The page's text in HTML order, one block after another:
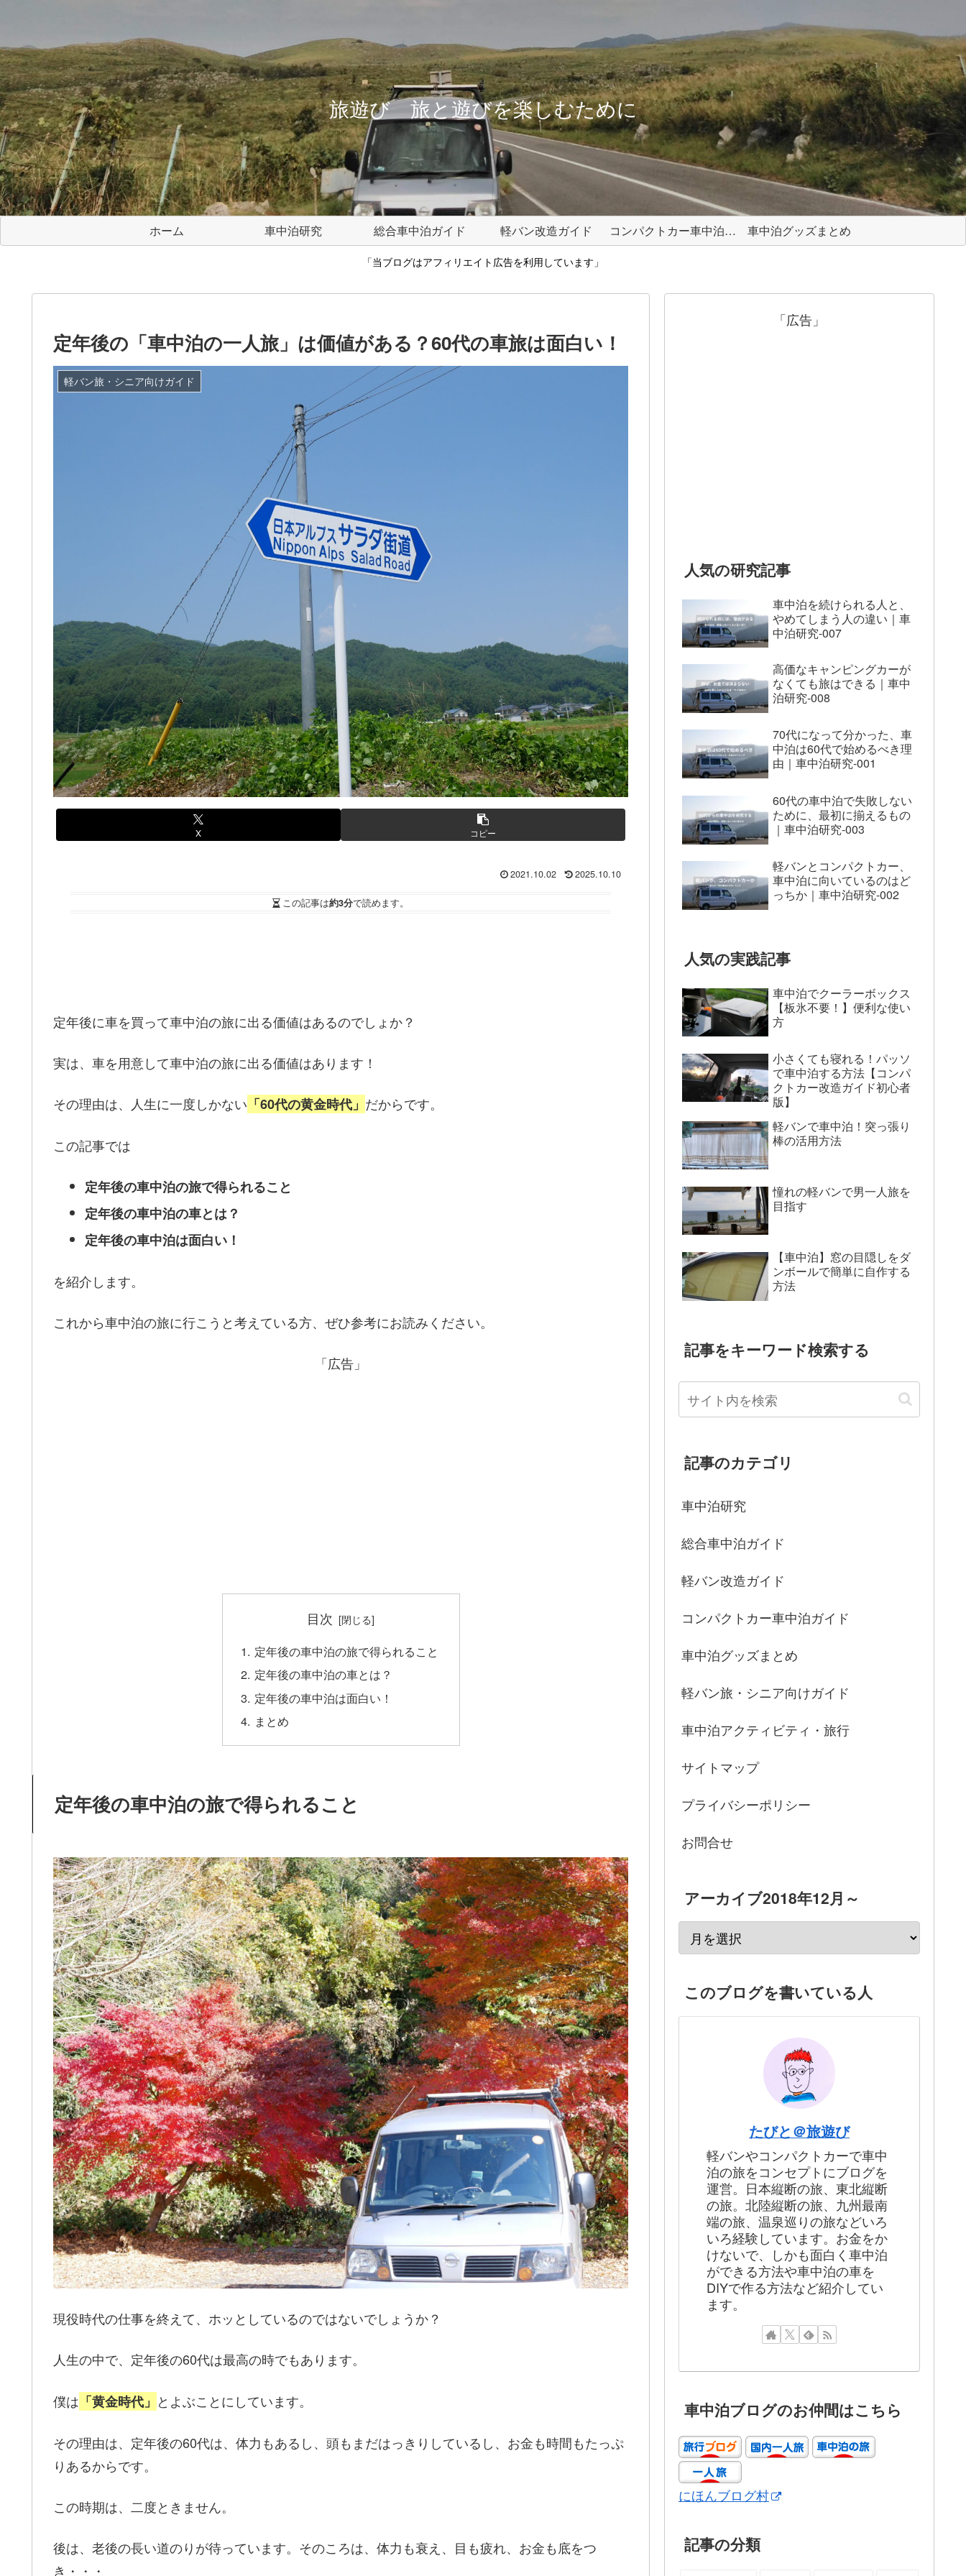
旅遊び 旅と遊びを楽しむために
ホーム 車中泊研究 総合車中泊ガイド 軽バン改造ガイド コンパクトカー車中泊ガイド 車中泊グッズまとめ
「当ブログはアフィリエイト広告を利用しています」
定年後の「車中泊の一人旅」は価値がある？60代の車旅は面白い！
軽バン旅・シニア向けガイド
X コピー
2021.10.02 2025.10.10
この記事は約3分で読めます。
定年後に車を買って車中泊の旅に出る価値はあるのでしょか？
実は、車を用意して車中泊の旅に出る価値はあります！
その理由は、人生に一度しかない 「60代の黄金時代」 だからです。
この記事では
定年後の車中泊の旅で得られること
定年後の車中泊の車とは？
定年後の車中泊は面白い！
を紹介します。
これから車中泊の旅に行こうと考えている方、ぜひ参考にお読みください。
「広告」
目次
定年後の車中泊の旅で得られること
定年後の車中泊の車とは？
定年後の車中泊は面白い！
まとめ
定年後の車中泊の旅で得られること
現役時代の仕事を終えて、ホッとしているのではないでしょうか？
人生の中で、定年後の60代は最高の時でもあります。
僕は 「黄金時代」 とよぶことにしています。
その理由は、定年後の60代は、体力もあるし、頭もまだはっきりしているし、お金も時間もたっぷ
りあるからです。
この時期は、二度ときません。
後は、老後の長い道のりが待っています。そのころは、体力も衰え、目も疲れ、お金も底をつ
き・・・
「広告」
人気の研究記事
車中泊を続けられる人と、
やめてしまう人の違い｜車
中泊研究-007
高価なキャンピングカーが
なくても旅はできる｜車中
泊研究-008
70代になって分かった、車
中泊は60代で始めるべき理
由｜車中泊研究-001
60代の車中泊で失敗しない
ために、最初に揃えるもの
｜車中泊研究-003
軽バンとコンパクトカー、
車中泊に向いているのはど
っちか｜車中泊研究-002
人気の実践記事
車中泊でクーラーボックス
【板氷不要！】便利な使い
方
小さくても寝れる！パッソ
で車中泊する方法【コンパ
クトカー改造ガイド初心者
版】
軽バンで車中泊！突っ張り
棒の活用方法
憧れの軽バンで男一人旅を
目指す
【車中泊】窓の目隠しをダ
ンボールで簡単に自作する
方法
記事をキーワード検索する
記事のカテゴリ
車中泊研究
総合車中泊ガイド
軽バン改造ガイド
コンパクトカー車中泊ガイド
車中泊グッズまとめ
軽バン旅・シニア向けガイド
車中泊アクティビティ・旅行
サイトマップ
プライバシーポリシー
お問合せ
アーカイブ2018年12月～
このブログを書いている人
たびと＠旅遊び
軽バンやコンパクトカーで車中
泊の旅をコンセプトにブログを
運営。日本縦断の旅、東北縦断
の旅。北陸縦断の旅、九州最南
端の旅、温泉巡りの旅などいろ
いろ経験しています。お金をか
けないで、しかも面白く車中泊
ができる方法や車中泊の車を
DIYで作る方法など紹介してい
ます。
車中泊ブログのお仲間はこちら
にほんブログ村
記事の分類